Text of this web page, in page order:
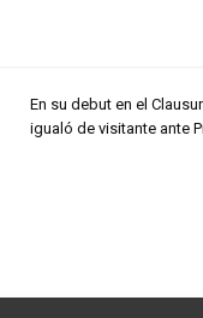
En su debut en el
igualó de visitante ante